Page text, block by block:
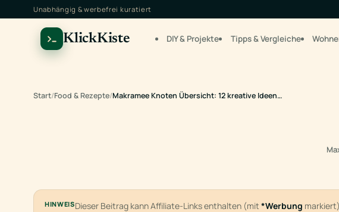
Unabhängig & werbefrei kuratiert
KlickKiste DIY & Projekte Tipps & Vergleiche
Start/Food & Rezepte/Makramee Knoten Übersicht: 12 kreative Ideen…
HINWEISDieser Beitrag kann Affiliate-Links enthalten (mit *Werbung